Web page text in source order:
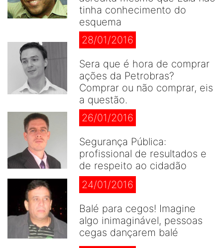
tinha conhecimento do
esquema
28/01/2016
Sera que é hora de comprar
ações da Petrobras?
Comprar ou não comprar, eis
a questão.
26/01/2016
Segurança Pública:
profissional de resultados e
de respeito ao cidadão
24/01/2016
Balé para cegos! Imagine
algo inimaginável, pessoas
cegas dançarem balé